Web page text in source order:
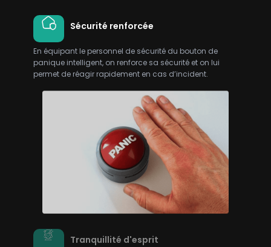
Sécurité renforcée
En équipant le personnel de sécurité du bouton de
panique intelligent, on renforce sa sécurité et on lui
permet de réagir rapidement en cas d’incident.
Tranquillité d'esprit